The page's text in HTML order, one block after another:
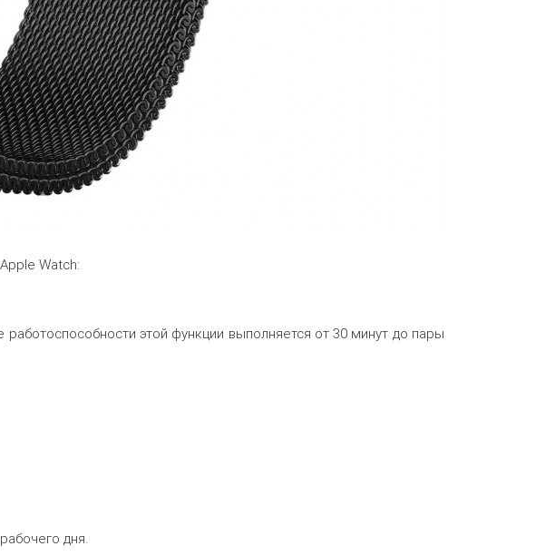
Watch:
этой функции выполняется от 30 минут до пары
дня.